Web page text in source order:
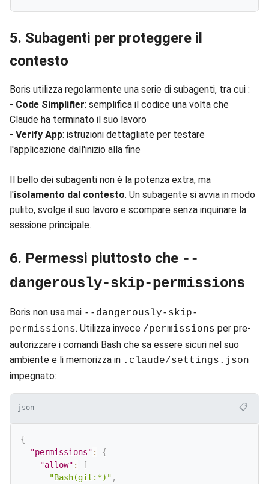
5. Subagenti per proteggere il
contesto
Boris utilizza regolarmente una serie di subagenti, tra cui :
- Code Simplifier: semplifica il codice una volta che
Claude ha terminato il suo lavoro
- Verify App: istruzioni dettagliate per testare
l'applicazione dall'inizio alla fine
Il bello dei subagenti non è la potenza extra, ma
l'isolamento dal contesto. Un subagente si avvia in modo
pulito, svolge il suo lavoro e scompare senza inquinare la
sessione principale.
6. Permessi piuttosto che --
dangerously-skip-permissions
Boris non usa mai --dangerously-skip-
permissions. Utilizza invece /permissions per pre-
autorizzare i comandi Bash che sa essere sicuri nel suo
ambiente e li memorizza in .claude/settings.json
impegnato:
json 📋
{
"permissions" :
{
"allow" :
[
"Bash(git:*)" ,